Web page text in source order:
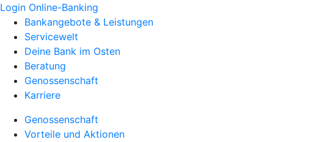
Login Online-Banking
Bankangebote & Leistungen
Servicewelt
Deine Bank im Osten
Beratung
Genossenschaft
Karriere
Genossenschaft
Vorteile und Aktionen